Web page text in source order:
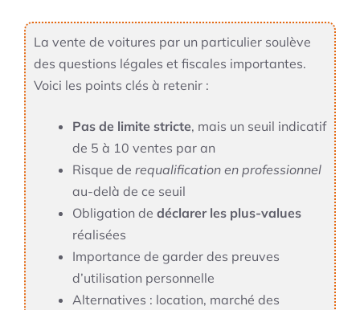
La vente de voitures par un particulier soulève
des questions légales et fiscales importantes.
Voici les points clés à retenir :
Pas de limite stricte, mais un seuil indicatif
de 5 à 10 ventes par an
Risque de requalification en professionnel
au-delà de ce seuil
Obligation de déclarer les plus-values
réalisées
Importance de garder des preuves
d’utilisation personnelle
Alternatives : location, marché des